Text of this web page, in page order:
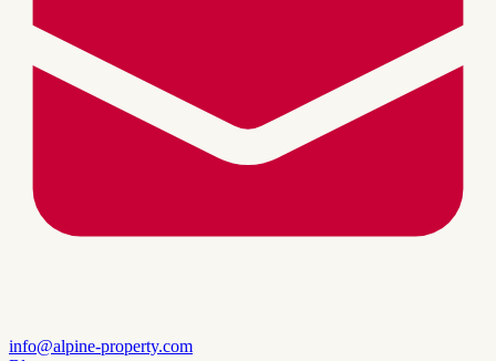
info@alpine-property.com